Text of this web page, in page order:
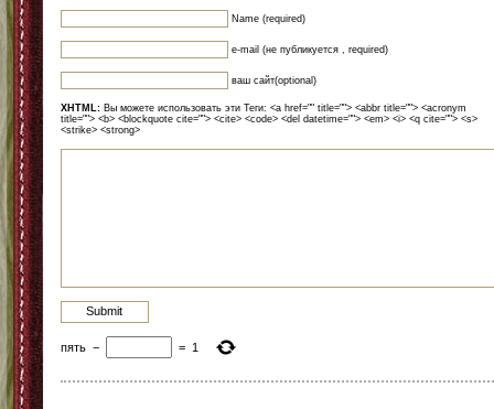
Name (required)
e-mail (не публикуется , required)
ваш сайт(optional)
XHTML: Вы можете использовать эти Теги: <a href="" title=""> <abbr title=""> <acronym
title=""> <b> <blockquote cite=""> <cite> <code> <del datetime=""> <em> <i> <q cite=""> <s>
<strike> <strong>
пять − = 1